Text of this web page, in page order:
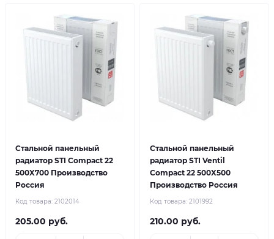
Стальной панельный
радиатор STI Compact 22
500X700 Производство
Россия
Код товара: 2102014
205.00 руб.
Стальной панельный
радиатор STI Ventil
Compact 22 500X500
Производство Россия
Код товара: 2101992
210.00 руб.